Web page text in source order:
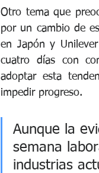
Otro tema que
por un cambio de
en Japón y
cuatro días con
adoptar esta
impedir progreso.
Aunque la
semana
industrias